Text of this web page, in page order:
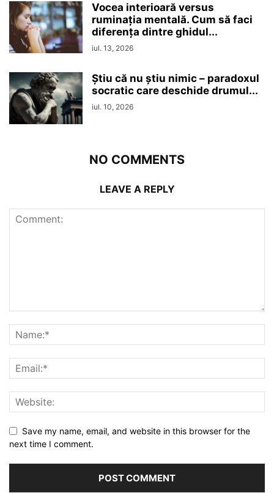
Vocea interioară versus
ruminaţia mentală. Cum să faci
diferența dintre ghidul...
iul. 13, 2026
Ştiu că nu ştiu nimic – paradoxul
socratic care deschide drumul...
iul. 10, 2026
NO COMMENTS
LEAVE A REPLY
Save my name, email, and website in this browser for the
next time I comment.